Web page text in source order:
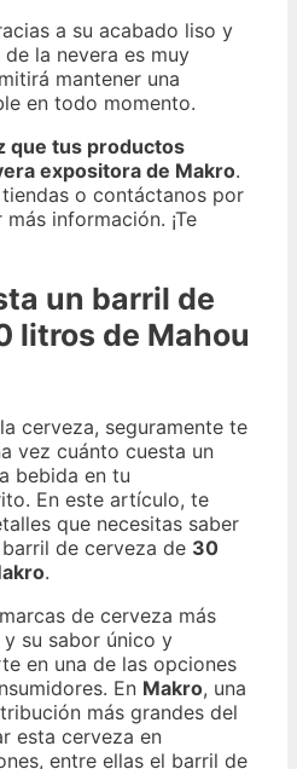
a su acabado liso y
la nevera es muy
mantener una
en todo momento.
que tus productos
expositora de Makro.
o contáctanos por
información. ¡Te
un barril de
litros de Mahou
cerveza, seguramente te
vez cuánto cuesta un
bebida en tu
En este artículo, te
que necesitas saber
de cerveza de 30
.
de cerveza más
y su sabor único y
en una de las opciones
En Makro, una
más grandes del
esta cerveza en
entre ellas el barril de